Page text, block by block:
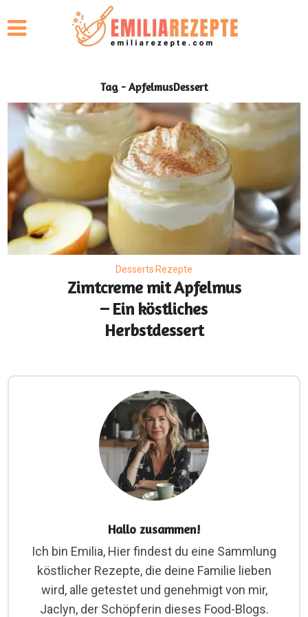
Tag - ApfelmusDessert
Desserts Rezepte
Zimtcreme mit Apfelmus
– Ein köstliches
Herbstdessert
Hallo zusammen!
Ich bin Emilia, Hier findest du eine Sammlung
köstlicher Rezepte, die deine Familie lieben
wird, alle getestet und genehmigt von mir,
Jaclyn, der Schöpferin dieses Food-Blogs.